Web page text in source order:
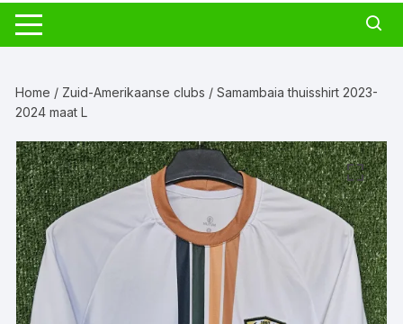
Home / Zuid-Amerikaanse clubs / Samambaia thuisshirt 2023-
2024 maat L